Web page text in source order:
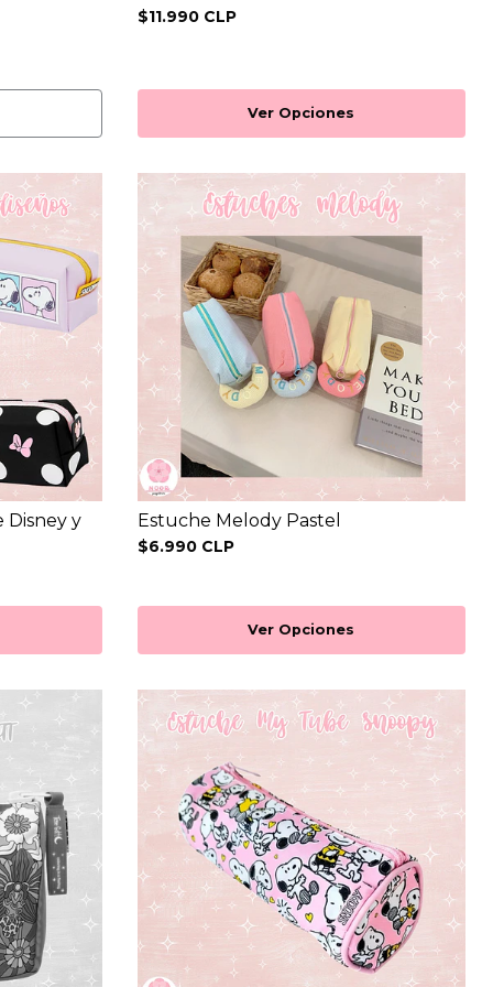
$11.990 CLP
Ver Opciones
Disney y Estuche Melody Pastel
$6.990 CLP
Ver Opciones